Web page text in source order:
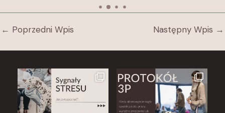
← Poprzedni Wpis Następny Wpis →